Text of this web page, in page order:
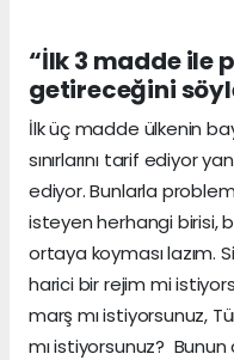
“İlk 3 madde ile
getireceğini
İlk üç madde ülkenin
sınırlarını tarif ediyor
ediyor. Bunlarla
isteyen herhangi birisi,
ortaya koyması lazım.
harici bir rejim mi
marş mı istiyorsunuz,
mı istiyorsunuz? Bunun